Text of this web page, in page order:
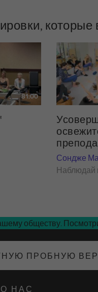
81:00
Сондже
Наблюдай
обществу.
ПРОБНУЮ
О НАС